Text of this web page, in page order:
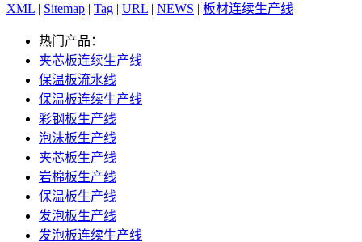
XML | Sitemap | Tag | URL | NEWS | 板材连续生产线
热门产品：
夹芯板连续生产线
保温板流水线
保温板连续生产线
彩钢板生产线
泡沫板生产线
夹芯板生产线
岩棉板生产线
保温板生产线
发泡板生产线
发泡板连续生产线